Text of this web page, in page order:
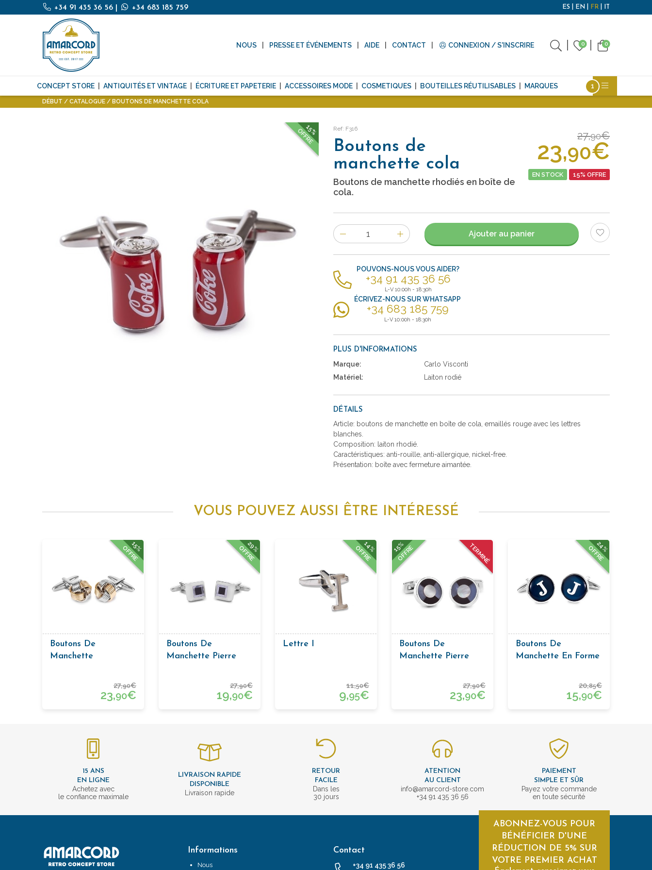
+34 91 435 36 56 +34 683 185 759 ES EN FR IT
NOUS PRESSE ET ÉVÉNEMENTS AIDE CONTACT CONNEXION / S'INSCRIRE 0 0
CONCEPT STORE ANTIQUITÉS ET VINTAGE ÉCRITURE ET PAPETERIE ACCESSOIRES MODE COSMETIQUES BOUTEILLES RÉUTILISABLES MARQUES
DÉBUT CATALOGUE BOUTONS DE MANCHETTE COLA
15%
OFFRE Ref: F316
Boutons de
manchette cola
Boutons de manchette rhodiés en boîte de
cola.
27,90€
23,90€
EN STOCK 15% OFFRE
Nombre
d'items
Ajouter au panier
POUVONS-NOUS VOUS AIDER?
+34 91 435 36 56
L-V 10:00h - 18:30h
ÉCRIVEZ-NOUS SUR WHATSAPP
+34 683 185 759
L-V 10:00h - 18:30h
PLUS D'INFORMATIONS
Marque:
Carlo Visconti
Matériel:
Laiton rodié
DÉTAILS
Article: boutons de manchette en boîte de cola, emaillés rouge avec les lettres
blanches.
Composition: laiton rhodié.
Caractéristiques: anti-rouille, anti-allergique, nickel-free.
Présentation: boîte avec fermeture aimantée.
VOUS POUVEZ AUSSI ÊTRE INTÉRESSÉ
15%
OFFRE
Boutons De
Manchette
27,90€
23,90€
29%
OFFRE
Boutons De
Manchette Pierre
27,90€
19,90€
14%
OFFRE
Lettre I
11,50€
9,95€
TERMINÉ
15%
OFFRE
Boutons De
Manchette Pierre
27,90€
23,90€
24%
OFFRE
Boutons De
Manchette En Forme
20,85€
15,90€
15 ANS
EN LIGNE
Achetez avec
le confiance maximale
LIVRAISON RAPIDE
DISPONIBLE
Livraison rapide
RETOUR
FACILE
Dans les
30 jours
ATENTION
AU CLIENT
info@amarcord-store.com
+34 91 435 36 56
PAIEMENT
SIMPLE ET SÛR
Payez votre commande
en toute sécurité
Informations
Nous
Contact
+34 91 435 36 56
ABONNEZ-VOUS POUR
BÉNÉFICIER D'UNE
RÉDUCTION DE 5% SUR
VOTRE PREMIER ACHAT